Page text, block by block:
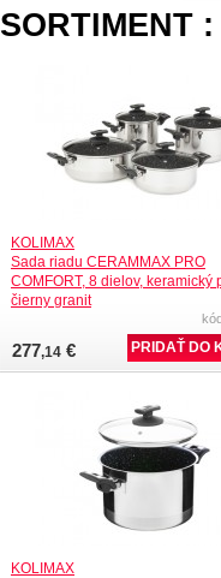
SORTIMENT
KOLIMAX
Sada riadu CERAMMAX PRO
COMFORT, 8 dielov, keramický
čierny granit
277,14 €
KOLIMAX